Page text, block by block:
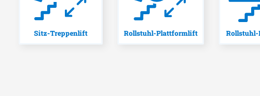
Sitz-Treppenlift Rollstuhl-Plattformlift Rollstuhl-